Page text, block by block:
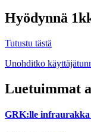
Hyödynnä
Tutustu tästä
Unohditko
Luetuimmat
GRK:lle infraurakka